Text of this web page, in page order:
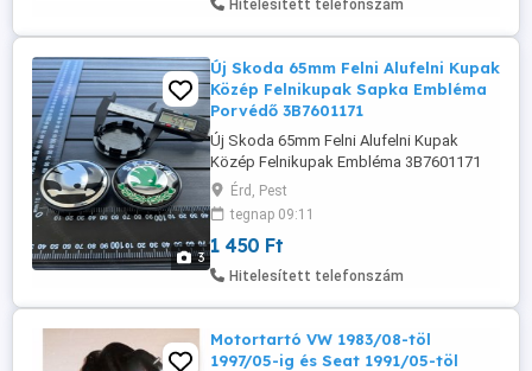
Hitelesített telefonszám
3
Új Skoda 65mm Felni Alufelni Kupak
Közép Felnikupak Sapka Embléma
Porvédő 3B7601171
Új Skoda 65mm Felni Alufelni Kupak
Közép Felnikupak Embléma 3B7601171
Méret: 65mm (Külső átmérő) - 3B7601171
Legbelső átmérő a képen látható! 1450-Ft
db További méretek, információk és
rendelés a weboldalon érhető el: www.
felni-kupak .hu Szállítás megoldható
Érd, Pest
tegnap 09:11
1 450 Ft
Hitelesített telefonszám
Motortartó VW 1983/08-töl
1997/05-ig és Seat 1991/05-töl